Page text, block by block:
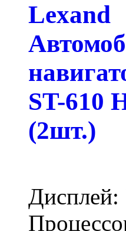
Lexand
ST-610
(2шт.)
Дисплей: